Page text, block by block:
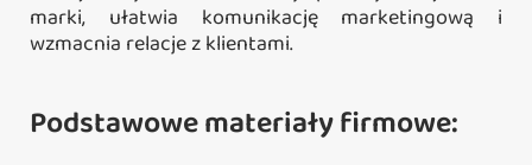
marki, ułatwia komunikację marketingową i
wzmacnia relacje z klientami.
Podstawowe materiały firmowe: